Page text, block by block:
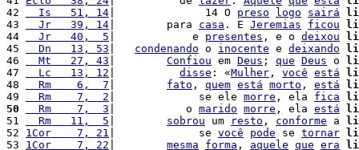
42
  Is   51, 14
|              14 O preso logo sairá
43
  Jr   39, 14
|        para casa . E Jeremias ficou
44
  Jr   40,  5
|            e presentes , e o deixou
45
  Dn   13, 53
condenando o inocente e deixando
46
  Mt   27, 43
Confiou em Deus ; que Deus o
47
  Lc   13, 12
disse : «Mulher , você está
48
  Rm    6,  7
fato , quem está morto , está
49
  Rm    7,  2
|             se ele morre , ela fica
50
  Rm    7,  3
|           o marido morre , ela está
51
  Rm   11,  5
sobrou um resto , conforme a
52 1Cor    7, 21 |             se você pode se tornar
53 1Cor    7, 22 mesma forma , aquele que era